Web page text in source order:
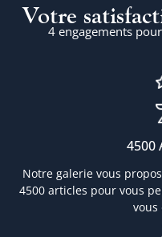
Votre
4 engagements
4500
Notre galerie vous
4500 articles pour vous
vous